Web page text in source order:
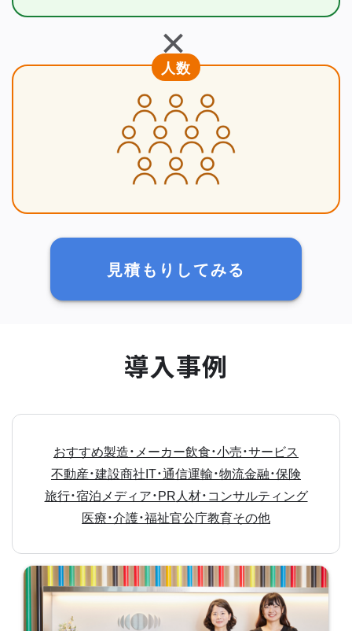
＋
人数
見積もりしてみる
導入事例
おすすめ製造・メーカー飲食・小売・サービス
不動産・建設商社IT・通信運輸・物流金融・保険
旅行・宿泊 メディア・PR人材・コンサルティング
医療・介護・福祉官公庁教育その他